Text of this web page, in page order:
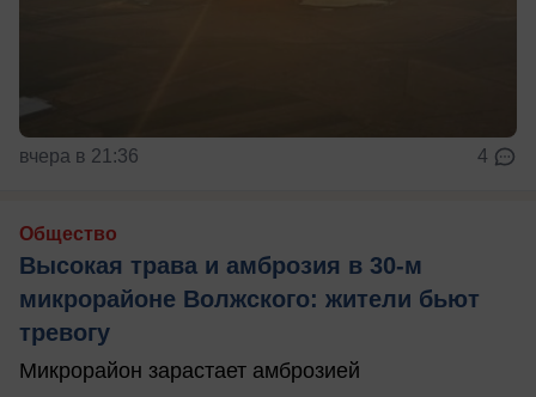
вчера в 21:36 4
Общество
Высокая трава и амброзия в 30‑м
микрорайоне Волжского: жители бьют
тревогу
Микрорайон зарастает амброзией